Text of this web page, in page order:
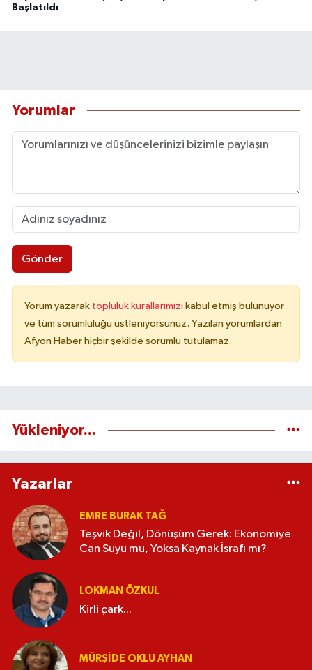
Başlatıldı
Yorumlar
Gönder
Yorum yazarak topluluk kurallarımızı kabul etmiş bulunuyor
ve tüm sorumluluğu üstleniyorsunuz. Yazılan yorumlardan
Afyon Haber hiçbir şekilde sorumlu tutulamaz.
Yükleniyor...
Yazarlar
EMRE BURAK TAĞ
Teşvik Değil, Dönüşüm Gerek: Ekonomiye
Can Suyu mu, Yoksa Kaynak İsrafı mı?
LOKMAN ÖZKUL
Kirli çark...
MÜRŞIDE OKLU AYHAN